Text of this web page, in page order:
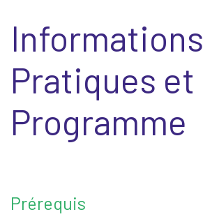
Informations
Pratiques et
Programme
Prérequis